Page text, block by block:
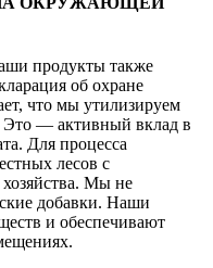
продукты также
об охране
что мы утилизируем
Это — активный вклад в
Для процесса
лесов с
Мы не
добавки. Наши
и обеспечивают